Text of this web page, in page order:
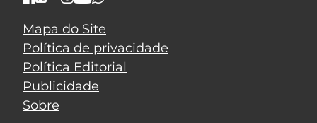
Mapa do Site
Política de privacidade
Política Editorial
Publicidade
Sobre